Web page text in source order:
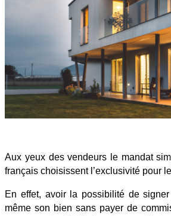
Aux yeux des vendeurs le mandat
français choisissent l’exclusivité pour
En effet, avoir la possibilité de
même son bien sans payer de